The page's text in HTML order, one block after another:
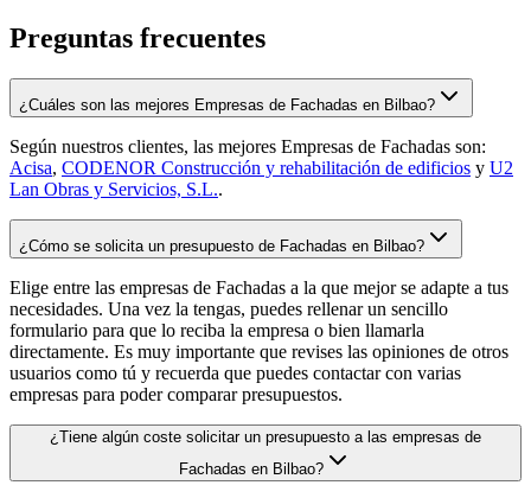
Preguntas frecuentes
¿Cuáles son las mejores Empresas de Fachadas en Bilbao?
Según nuestros clientes, las mejores Empresas de Fachadas son:
Acisa, CODENOR Construcción y rehabilitación de edificios y U2
Lan Obras y Servicios, S.L..
¿Cómo se solicita un presupuesto de Fachadas en Bilbao?
Elige entre las empresas de Fachadas a la que mejor se adapte a tus
necesidades. Una vez la tengas, puedes rellenar un sencillo
formulario para que lo reciba la empresa o bien llamarla
directamente. Es muy importante que revises las opiniones de otros
usuarios como tú y recuerda que puedes contactar con varias
empresas para poder comparar presupuestos.
¿Tiene algún coste solicitar un presupuesto a las empresas de
Fachadas en Bilbao?